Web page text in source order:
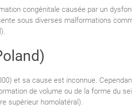
congénitale causée par un
sous diverses malformations
et sa cause est inconnue.
de volume ou de la forme du
supérieur homolatéral).